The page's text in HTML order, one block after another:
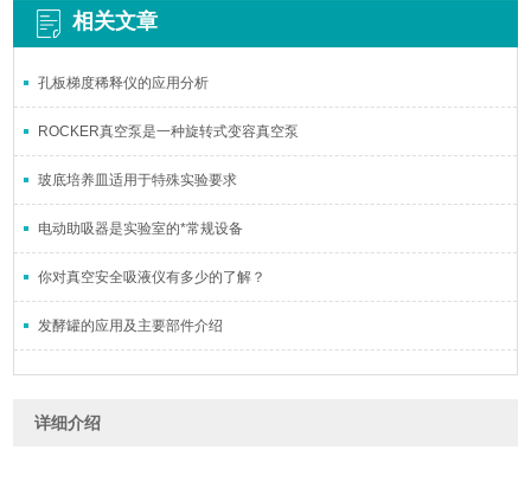
相关文章
孔板梯度稀释仪的应用分析
ROCKER真空泵是一种旋转式变容真空泵
玻底培养皿适用于特殊实验要求
电动助吸器是实验室的*常规设备
你对真空安全吸液仪有多少的了解？
发酵罐的应用及主要部件介绍
详细介绍